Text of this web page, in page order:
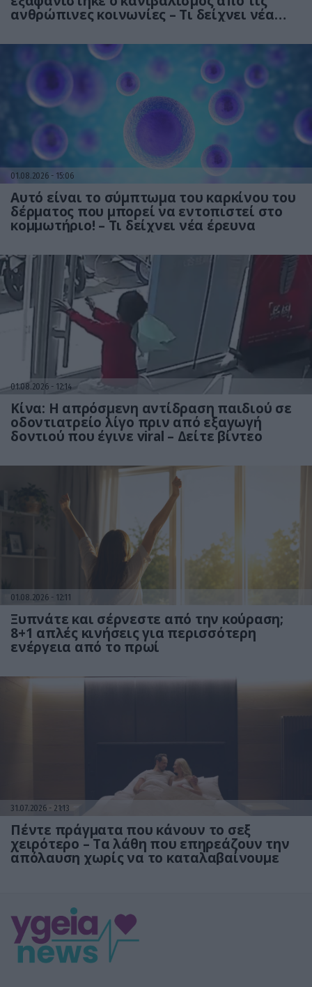
ανθρώπινες κοινωνίες – Τι δείχνει νέα
01.08.2026 15:06
Αυτό είναι το σύμπτωμα του καρκίνου του
δέρματος που μπορεί να εντοπιστεί στο
κομμωτήριο! – Τι δείχνει νέα έρευνα
01.08.2026 12:14
Κίνα: Η απρόσμενη αντίδραση παιδιού σε
οδοντιατρείο λίγο πριν από εξαγωγή
δοντιού που έγινε viral – Δείτε βίντεο
01.08.2026 12:11
Ξυπνάτε και σέρνεστε από την κούραση;
8+1 απλές κινήσεις για περισσότερη
ενέργεια από το πρωί
31.07.2026 21:13
Πέντε πράγματα που κάνουν το σεξ
χειρότερο – Τα λάθη που επηρεάζουν την
απόλαυση χωρίς να το καταλαβαίνουμε